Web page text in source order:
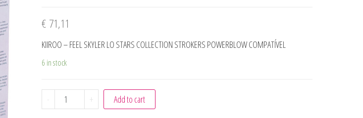
€71,11
KIIROO – FEEL SKYLER LO STARS COLLECTION STROKERS POWERBLOW COMPATÍVEL
6 in stock
- KIIROO - FEEL SKYLER LO STARS COLLECTION STROKERS POWERBLOW COMPATÍVEL
+ Add to cart